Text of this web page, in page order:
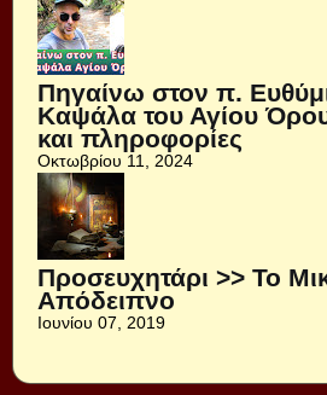
Πηγαίνω στον π.
Καψάλα του Αγίου
και πληροφορίες
Οκτωβρίου 11, 2024
Προσευχητάρι >> Το
Απόδειπνο
Ιουνίου 07, 2019